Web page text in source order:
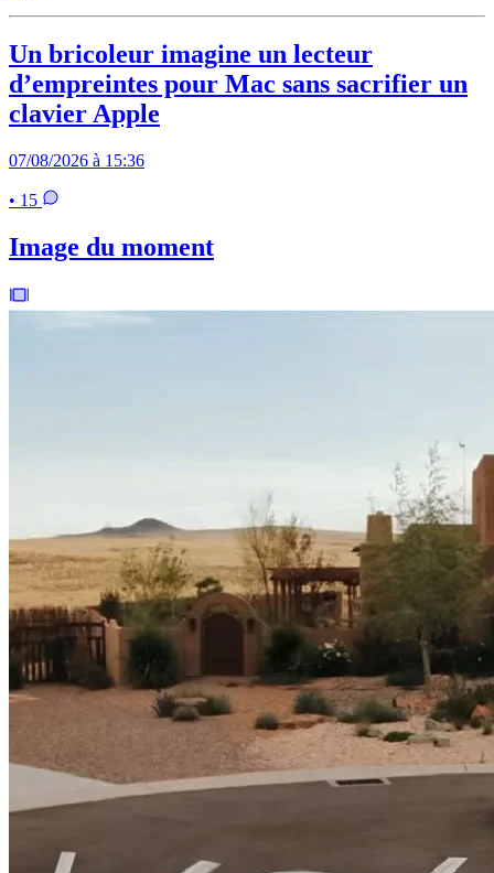
Un bricoleur imagine un lecteur
d’empreintes pour Mac sans sacrifier un
clavier Apple
07/08/2026 à 15:36
• 15
Image du moment